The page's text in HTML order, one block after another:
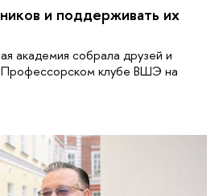
и поддерживать их
академия собрала друзей и
клубе ВШЭ на